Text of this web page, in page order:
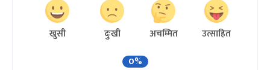
खुसी दुःखी अचम्मित
उत्साहित
0%